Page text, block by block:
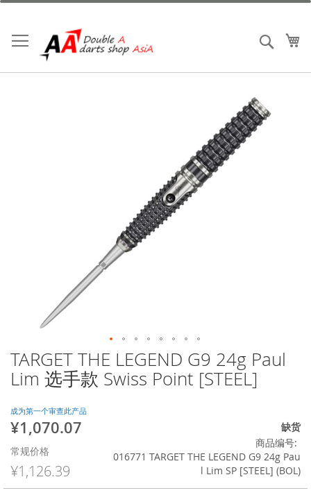
跳
内
容
搜索
TARGET THE LEGEND G9 24g Paul
Lim 选手款 Swiss Point [STEEL]
成为第一个审查此产品
特
价
格
¥1,070.07
常规价格
¥1,126.39
缺货
商品编号
016771 TARGET THE LEGEND G9 24g Pau
l Lim SP [STEEL] (BOL)
跳
转
到
像
库
开
头